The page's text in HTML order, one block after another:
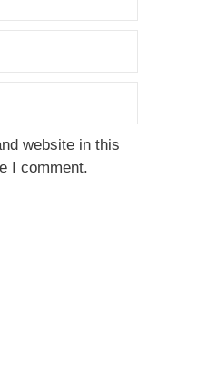
website in this
I comment.